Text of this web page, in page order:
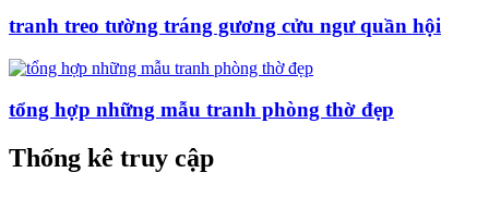
tranh treo tường tráng gương cửu ngư quần hội
tổng hợp những mẫu tranh phòng thờ đẹp
Thống kê truy cập